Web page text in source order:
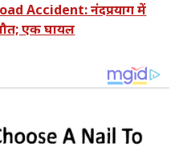
Accident: नंदप्रयाग में
एक घायल